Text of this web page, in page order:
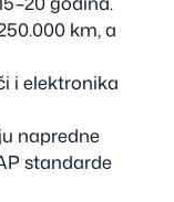
km, a
i elektronika
napredne
standarde